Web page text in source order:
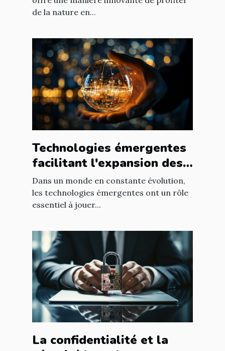
de la nature en...
Technologies émergentes
facilitant l'expansion des
entreprises
Dans un monde en constante évolution,
les technologies émergentes ont un rôle
essentiel à jouer...
La confidentialité et la